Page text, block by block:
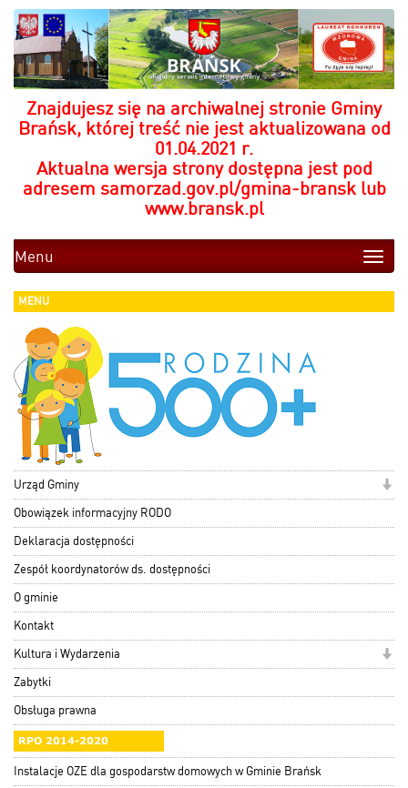
Znajdujesz się na archiwalnej stronie Gminy
Brańsk, której treść nie jest aktualizowana od
01.04.2021 r.
Aktualna wersja strony dostępna jest pod
adresem samorzad.gov.pl/gmina-bransklub
www.bransk.pl
Toggle
Menu
MENU
Urząd Gminy
Obowiązek informacyjny RODO
Deklaracja dostępności
Zespół koordynatorów ds. dostępności
O gminie
Kontakt
Kultura i Wydarzenia
Zabytki
Obsługa prawna
Instalacje OZE dla gospodarstw domowych w Gminie Brańsk